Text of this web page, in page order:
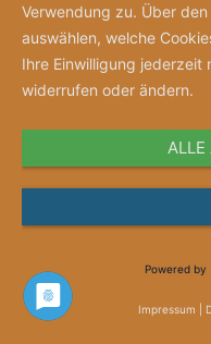
Gutschein
Verwendung zu. Über
auswählen, welche
Ihre Einwilligung
widerrufen oder ändern.
ALLE
Powered by
Impressum